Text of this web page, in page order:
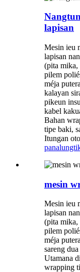
lapisan
Mesin ieu
lapisan
(pita mika,
pilem
méja
kalayan
pikeun
kabel
Bahan
tipe baki,
Itungan
mesin
Mesin ieu
lapisan
(pita mika,
pilem
méja
sareng
Utamana
wrapping